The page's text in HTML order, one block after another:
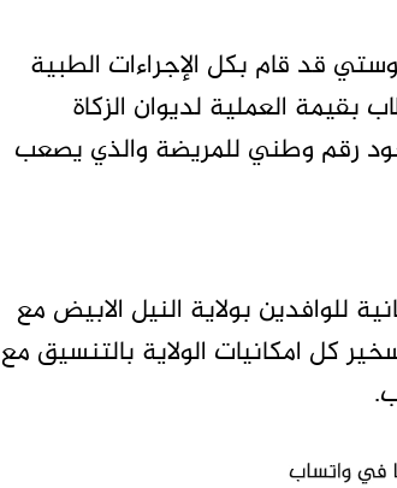
قد قام بكل الإجراءات الطبية
بقيمة العملية لديوان الزكاة
رقم وطني للمريضة والذي يصعب
للوافدين بولاية النيل الابيض مع
كل امكانيات الولاية بالتنسيق مع